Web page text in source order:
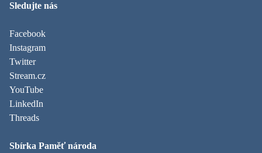
Sledujte nás
Facebook
Instagram
Twitter
Stream.cz
YouTube
LinkedIn
Threads
Sbírka Paměť národa